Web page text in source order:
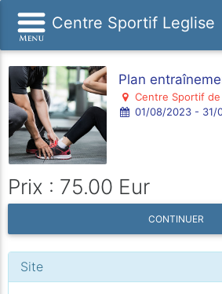
Centre Sportif Leglise
Plan
Centre Sportif de
01/08/2023 - 31/
Prix : 75.00 Eur
CONTINUER
Site